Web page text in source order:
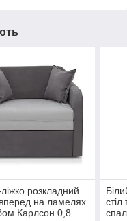
ліжко розкладний
на ламелях
Карлсон 0,8